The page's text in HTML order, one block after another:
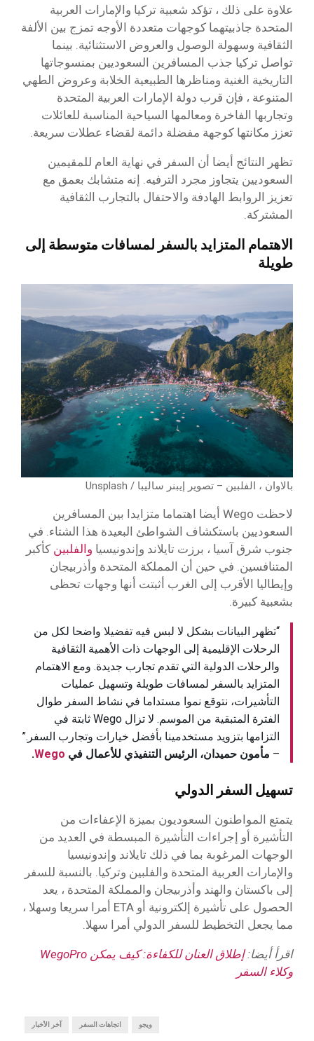
علاوة على ذلك ، تؤكد شعبية تركيا والإمارات العربية
المتحدة جاذبيتهما كوجهات متعددة الأوجه تمزج بين الألفة
الثقافية وسهولة الوصول والعروض الاستثنائية. بينما
تواصل تركيا جذب المسافرين السعوديين بمنسوجاتها
التاريخية الغنية ومناظرها الطبيعية الخلابة وعروض الطهي
المتنوعة ، فإن قرب دولة الإمارات العربية المتحدة
وتجاربها الفاخرة ومعالمها السياحية المناسبة للعائلات
تعزز مكانتها كوجهة مفضلة دائمة لقضاء عطلات سريعة.
تظهر النتائج أيضا أن السفر في نهاية العام للمقيمين
السعوديين يتجاوز مجرد الترفيه. إنه متشابك بعمق مع
تعزيز الروابط الهادفة والاحتفال بالتجارب الثقافية
المشتركة.
الاهتمام المتزايد بالسفر لمسافات متوسطة إلى
طويلة
بالاوان ، الفلبين – تصوير إيبنر ساليبا / Unsplash
لاحظت Wego أيضا اهتماما متزايدا بين المسافرين
السعوديين باستكشاف الشواطئ البعيدة هذا الشتاء. في
جنوب شرق آسيا ، برزت تايلاند وإندونيسيا والفلبين كأكبر
المتنافسين. في حين أن المملكة المتحدة وأذربيجان
وإيطاليا الأقرب إلى الغرب أثبتت أنها وجهات تحظى
بشعبية كبيرة.
“تظهر البيانات بشكل لا لبس فيه تفضيلا واضحا لكل من
الرحلات الإقليمية إلى الوجهات ذات الأهمية الثقافية
والرحلات الدولية التي تقدم تجارب جديدة. ومع الاهتمام
المتزايد بالسفر لمسافات طويلة وتسهيل عمليات
التأشيرات، نتوقع نموا مستداما في نشاط السفر طوال
الفترة المتبقية من الموسم. لا تزال Wego ثابتة في
التزامها بتزويد مستخدمينا بأفضل خيارات وتجارب السفر.”
– مأمون حميدان، الرئيس التنفيذي للأعمال في Wego
.
تسهيل السفر الدولي
يتمتع المواطنون السعوديون بميزة الإعفاءات من
التأشيرة أو إجراءات التأشيرة المبسطة في العديد من
الوجهات المرغوبة بما في ذلك تايلاند وإندونيسيا
والإمارات العربية المتحدة والفلبين وتركيا. بالنسبة للسفر
إلى باكستان والهند وأذربيجان والمملكة المتحدة ، يعد
الحصول على تأشيرة إلكترونية أو ETA أمرا سريعا وسهلا ،
مما يجعل التخطيط للسفر الدولي أمرا سهلا.
اقرأ أيضا:
إطلاق العنان للكفاءة: كيف يمكن WegoPro
وكلاء السفر
آخر الأخبار اتجاهات السفر ويجو